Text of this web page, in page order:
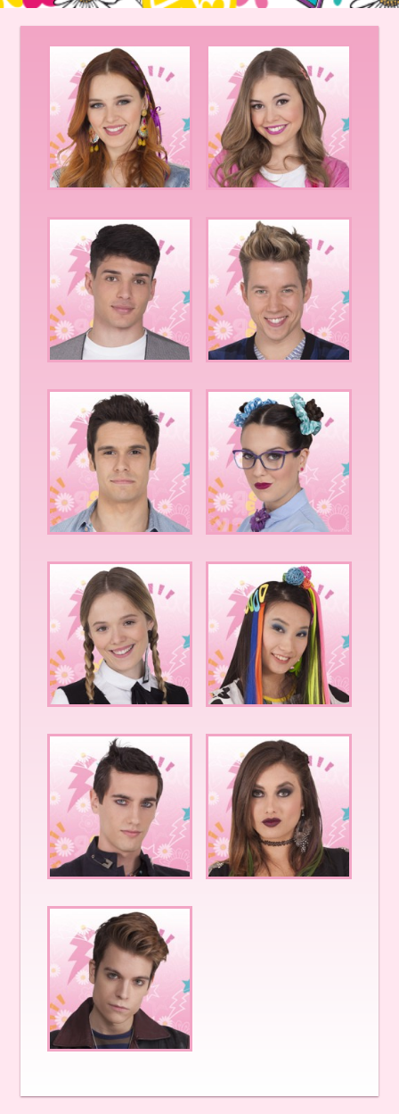
Maggie è una grande creativa
appassionata, un’entusiasta, una
ragazza con uno stile controcorrente,
coraggioso e unico nel suo genere (per
questo tutti la considerano “strana”),
piena di tanta buona volontà ma un po’
disorganizzata e disordinata. Per questo
il rapporto con Bianca, all’inizio, non
sarà molto facile!